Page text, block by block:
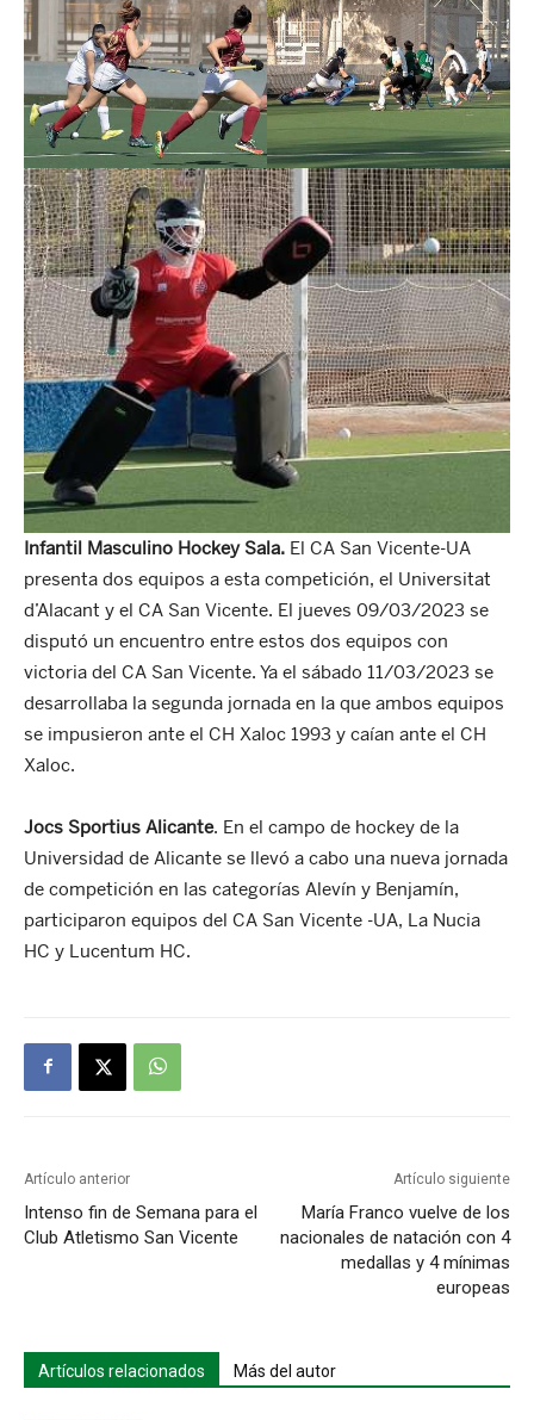
Infantil Masculino Hockey Sala. El CA San Vicente-UA
presenta dos equipos a esta competición, el Universitat
d’Alacant y el CA San Vicente. El jueves 09/03/2023 se
disputó un encuentro entre estos dos equipos con
victoria del CA San Vicente. Ya el sábado 11/03/2023 se
desarrollaba la segunda jornada en la que ambos equipos
se impusieron ante el CH Xaloc 1993 y caían ante el CH
Xaloc.
Jocs Sportius Alicante. En el campo de hockey de la
Universidad de Alicante se llevó a cabo una nueva jornada
de competición en las categorías Alevín y Benjamín,
participaron equipos del CA San Vicente -UA, La Nucia
HC y Lucentum HC.
Artículo anterior
Intenso fin de Semana para el
Club Atletismo San Vicente
Artículo siguiente
María Franco vuelve de los
nacionales de natación con 4
medallas y 4 mínimas
europeas
Artículos relacionados Más del autor